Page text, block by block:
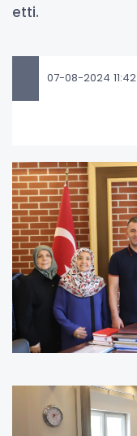
etti.
07-08-2024 11:42